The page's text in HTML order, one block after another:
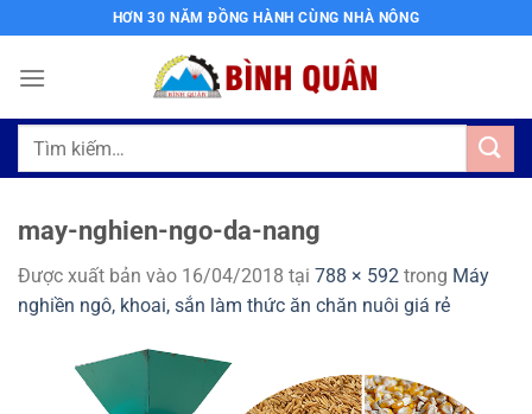
qua
nội
HƠN 30 NĂM ĐỒNG HÀNH CÙNG NHÀ NÔNG
Tìm
may-nghien-ngo-da-nang
Được xuất bản vào 16/04/2018 tại 788 × 592 trong Máy
nghiền ngô, khoai, sắn làm thức ăn chăn nuôi giá rẻ